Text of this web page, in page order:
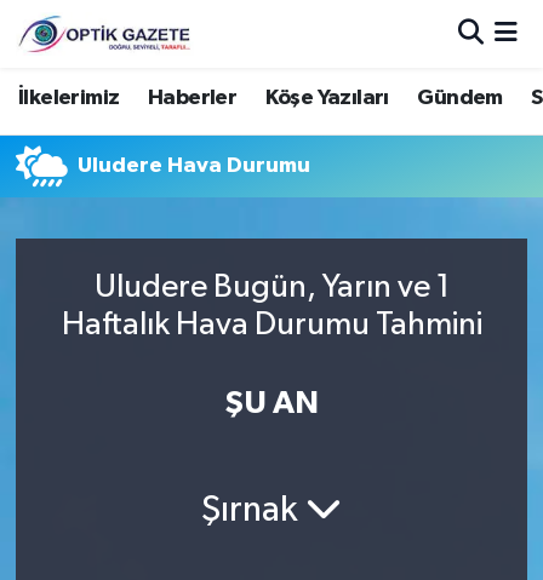
İlkelerimiz Haberler Köşe Yazıları Gündem
Uludere Hava Durumu
Uludere Bugün, Yarın ve 1
Haftalık Hava Durumu Tahmini
ŞU AN
Şırnak
Nöbetçi Eczaneler
Hava Durumu
Trafik Durumu
Süper Lig Puan Durumu ve Fikstür